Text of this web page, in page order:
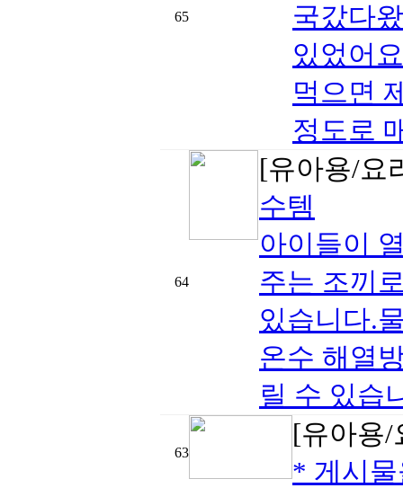
65
국갔다
있었어
먹으면
정도로
64
[유아용/요
수템
아이들이
주는 조끼
있습니다.
온수 해열
릴 수 있습
63
[유아용
* 게시물